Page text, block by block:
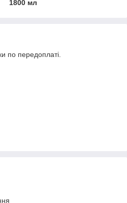
1800 мл
по передоплаті.